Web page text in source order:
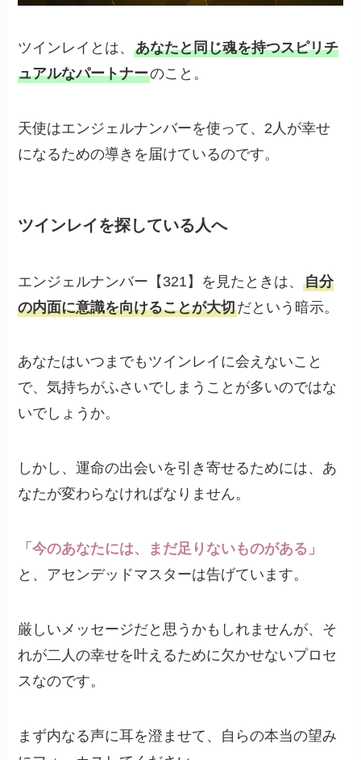
ツインレイとは、あなたと同じ魂を持つスピリチ
ュアルなパートナーのこと。
天使はエンジェルナンバーを使って、2人が幸せ
になるための導きを届けているのです。
ツインレイを探している人へ
エンジェルナンバー【321】を見たときは、自分
の内面に意識を向けることが大切だという暗示。
あなたはいつまでもツインレイに会えないこと
で、気持ちがふさいでしまうことが多いのではな
いでしょうか。
しかし、運命の出会いを引き寄せるためには、あ
なたが変わらなければなりません。
「今のあなたには、まだ足りないものがある」
と、アセンデッドマスターは告げています。
厳しいメッセージだと思うかもしれませんが、そ
れが二人の幸せを叶えるために欠かせないプロセ
スなのです。
まず内なる声に耳を澄ませて、自らの本当の望み